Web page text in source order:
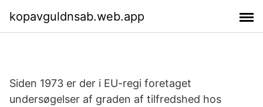
kopavguldnsab.web.app
Siden 1973 er der i EU-regi foretaget
undersøgelser af graden af tilfredshed hos